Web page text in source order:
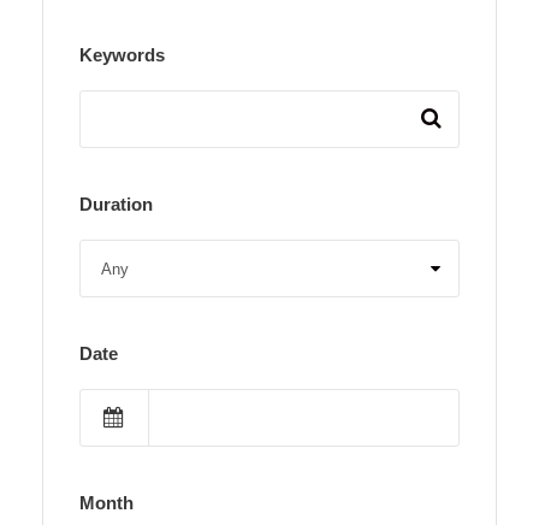
Keywords
Duration
Date
Month